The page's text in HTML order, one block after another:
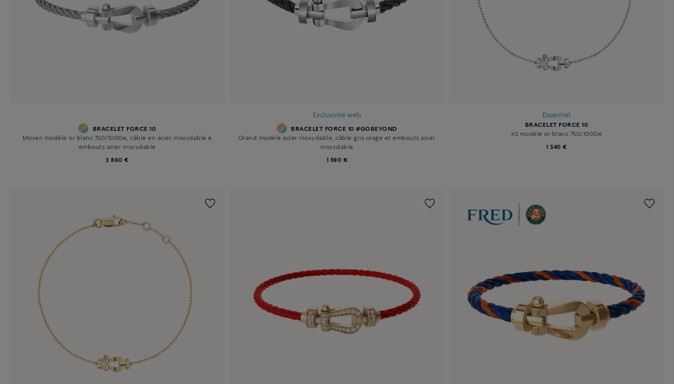
BRACELET FORCE 10
Moyen modèle or blanc 750/1000e, câble en acier inoxydable e
embouts acier inoxydable
2 860 €
Exclusivité web
BRACELET FORCE 10 #GOBEYOND
Grand modèle acier inoxydable, câble gris orage et embouts acier
inoxydable
1 590 €
Essentiel
BRACELET FORCE 10
XS modèle or blanc 750/1000e
1 340 €